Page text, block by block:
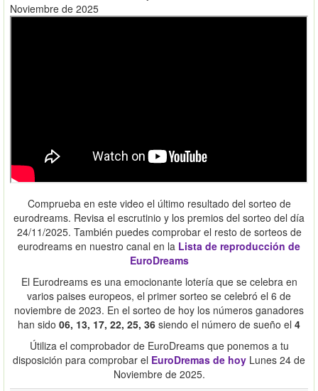
Noviembre de 2025
Comprueba en este video el último resultado del sorteo de
eurodreams. Revisa el escrutinio y los premios del sorteo del día
24/11/2025. También puedes comprobar el resto de sorteos de
eurodreams en nuestro canal en la Lista de reproducción de
EuroDreams
El Eurodreams es una emocionante lotería que se celebra en
varios paises europeos, el primer sorteo se celebró el 6 de
noviembre de 2023. En el sorteo de hoy los números ganadores
han sido 06, 13, 17, 22, 25, 36 siendo el número de sueño el 4
Útiliza el comprobador de EuroDreams que ponemos a tu
disposición para comprobar el EuroDremas de hoy Lunes 24 de
Noviembre de 2025.